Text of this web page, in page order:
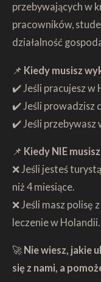
przebywających w
pracowników,
działalność
📌 Kiedy musisz
✔️ Jeśli pracujesz w
✔️ Jeśli prowadzisz
✔️ Jeśli przebywasz
📌 Kiedy NIE
❌ Jeśli jesteś
niż 4 miesiące.
❌ Jeśli masz polisę
leczenie w Holandii.
🚀 Nie wiesz, jakie
się z nami, a